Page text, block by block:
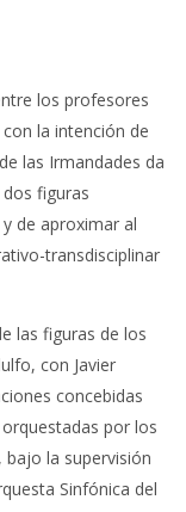
los profesores
con la intención de
las Irmandades da
figuras
de aproximar al
transdisciplinar
las figuras de los
con Javier
concebidas
por los
la supervisión
Sinfónica del